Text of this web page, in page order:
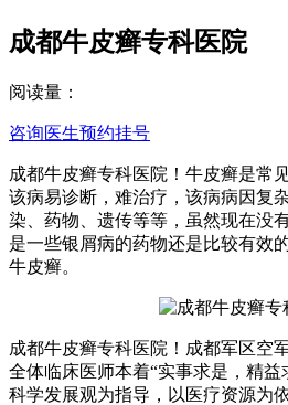
成都牛皮癣专科医院
阅读量：
咨询医生预约挂号
成都牛皮癣专科医院！牛皮癣是常
该病易诊断，难治疗，该病病因复
染、药物、遗传等等，虽然现在没
是一些银屑病的药物还是比较有效
牛皮癣。
成都牛皮癣专科医院！成都军区空
全体临床医师本着“实事求是，精益
科学发展观为指导，以医疗资源为